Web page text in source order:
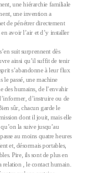
une hiérarchie familiale
une invention a
de pénétrer directement
avoir l’air et d’y installer
suit surprennent dès
ainsi qu’il suffit de tenir
s’abandonne à leur flux
le passé, une machine
des humains, de l’envahir
d’instruire ou de
sûr, chacun garde le
dont il jouit, mais elle
la suive jusqu’au
au moins quatre heures
et, désormais portables,
Pire, ils sont de plus en
relation , le contact humain.